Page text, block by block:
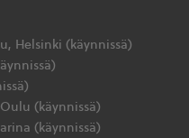
Helsinki (käynnissä)
(käynnissä)
(käynnissä)